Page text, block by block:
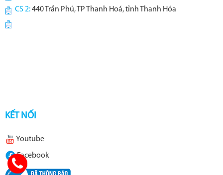
CS 2:440 Trần Phú, TP Thanh Hoá, tỉnh Thanh Hóa
KẾT NỐI
Youtube
Facebook